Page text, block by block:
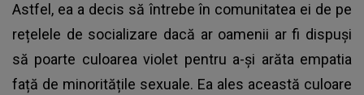
Astfel, ea a decis să întrebe în comunitatea ei de pe
rețelele de socializare dacă ar oamenii ar fi dispuși
să poarte culoarea violet pentru a-și arăta empatia
față de minoritățile sexuale. Ea ales această culoare